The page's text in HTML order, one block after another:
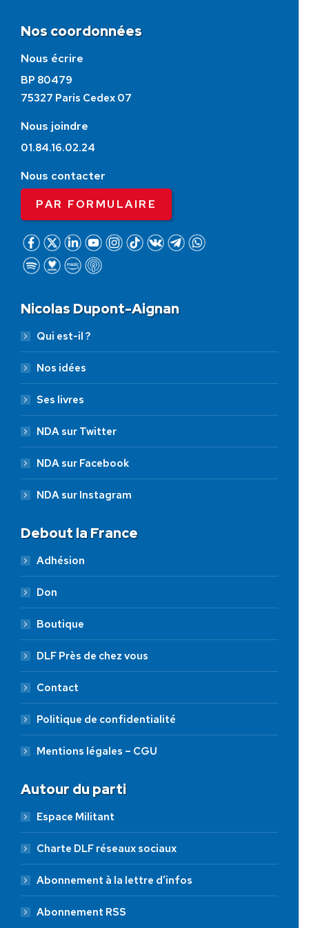
Nos coordonnées
Nous écrire
BP 80479
75327 Paris Cedex 07
Nous joindre
01.84.16.02.24
Nous contacter
PAR FORMULAIRE
Nicolas Dupont-Aignan
Qui est-il ?
Nos idées
Ses livres
NDA sur Twitter
NDA sur Facebook
NDA sur Instagram
Debout la France
Adhésion
Don
Boutique
DLF Près de chez vous
Contact
Politique de confidentialité
Mentions légales – CGU
Autour du parti
Espace Militant
Charte DLF réseaux sociaux
Abonnement à la lettre d’infos
Abonnement RSS